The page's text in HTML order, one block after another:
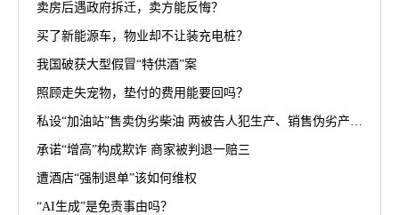
卖房后遇政府拆迁，卖方能反悔？
买了新能源车，物业却不让装充电桩？
我国破获大型假冒“特供酒”案
照顾走失宠物，垫付的费用能要回吗？
私设“加油站”售卖伪劣柴油 两被告人犯生产、销售伪劣产品罪获刑罚
承诺“增高”构成欺诈 商家被判退一赔三
遭酒店“强制退单”该如何维权
“AI生成”是免责事由吗？